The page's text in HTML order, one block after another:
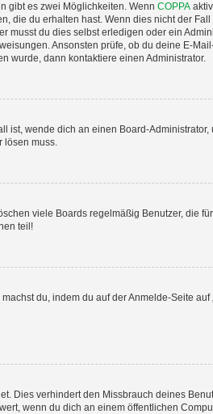
gibt es zwei Möglichkeiten. Wenn COPPA
die du erhalten hast. Wenn dies nicht der
du dies selbst erledigen oder ein
Ansonsten prüfe, ob du deine E-
wurde, dann kontaktiere einen Administrator.
ist, wende dich an einen Board-
lösen muss.
viele Boards regelmäßig Benutzer, die
teil!
du, indem du auf der Anmelde-Seite auf
Dies verhindert den Missbrauch deines
wenn du dich an einem öffentlichen